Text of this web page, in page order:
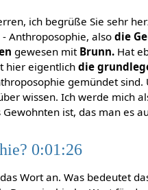
ich begrüße Sie sehr
- Anthroposophie, alsodie
gewesen mit Brunn. Hat
hier eigentlichdie
gemündet sind.
wissen. Ich werde mich
ist, das man es
0:01:26
Wort an. Was bedeutet